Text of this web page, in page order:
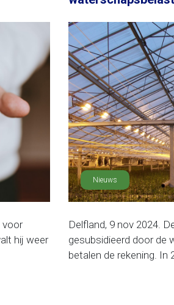
voor
hij weer
Nieuws
Delfland, 9 nov 2024.
gesubsidieerd door de
betalen de rekening. In